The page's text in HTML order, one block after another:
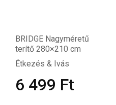
BRIDGE Nagyméretű
terítő 280×210 cm
Étkezés & Ivás
6 499 Ft